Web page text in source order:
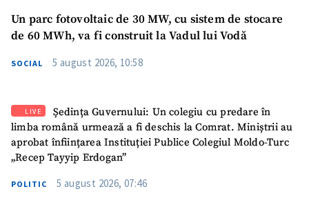
Un parc fotovoltaic de 30 MW, cu sistem de stocare
de 60 MWh, va fi construit la Vadul lui Vodă
SOCIAL 5 august 2026, 10:58
LIVE
Ședința Guvernului: Un colegiu cu predare în
limba română urmează a fi deschis la Comrat. Miniștrii au
aprobat înființarea Instituției Publice Colegiul Moldo-Turc
„Recep Tayyip Erdogan”
POLITIC 5 august 2026, 07:46